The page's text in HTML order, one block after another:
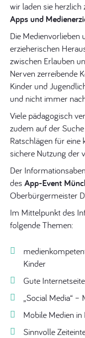
wir laden sie
Apps und
Die Medienvorlieben
erzieherischen
zwischen Erlauben
Nerven zerreibende
Kinder und
und nicht immer
Viele pädagogisch
zudem auf der
Ratschlägen für eine
sichere Nutzung der
Der
des App-Event
Oberbürgermeister
Im Mittelpunkt des
folgende Themen:
Kinder
Gute
„Social Media“ –
Mobile Medien in
Sinnvolle